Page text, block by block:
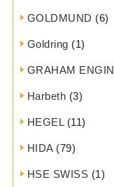
GOLDMUND (6)
Goldring (1)
GRAHAM
Harbeth (3)
HEGEL(11)
HIDA(79)
HSE SWISS (1)